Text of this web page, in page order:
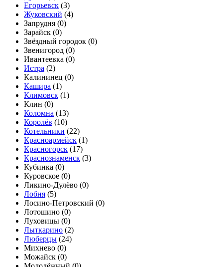
Егорьевск (3)
Жуковский (4)
Запрудня (0)
Зарайск (0)
Звёздный городок (0)
Звенигород (0)
Ивантеевка (0)
Истра (2)
Калининец (0)
Кашира (1)
Климовск (1)
Клин (0)
Коломна (13)
Королёв (10)
Котельники (22)
Красноармейск (1)
Красногорск (17)
Краснознаменск (3)
Кубинка (0)
Куровское (0)
Ликино-Дулёво (0)
Лобня (5)
Лосино-Петровский (0)
Лотошино (0)
Луховицы (0)
Лыткарино (2)
Люберцы (24)
Михнево (0)
Можайск (0)